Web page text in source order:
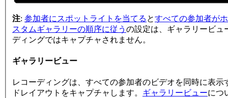
注: 参加者にスポットライトを当てる とすべての参加者が
スタムギャラリーの順序に従う の設定は、ギャラリービュ
ディングではキャプチャされません。
ギャラリービュー
レコーディングは、すべての参加者のビデオを同時に表示
ドレイアウトをキャプチャします。 ギャラリービューにつ